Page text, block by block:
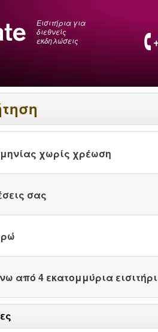
Εισιτήρια για
διεθνείς
εκδηλώσεις
χωρίς χρέωση
σας
από 4 εκατομμύρια